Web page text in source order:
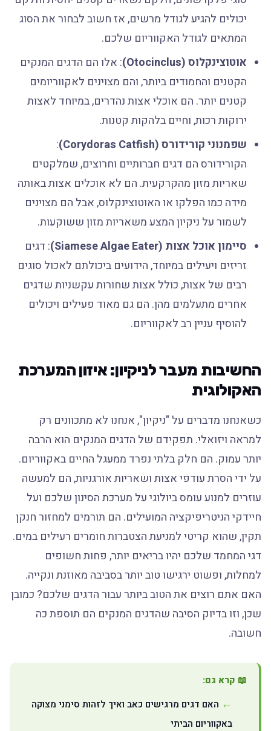
יכולים להגיע לגודל מרשים, אז חשוב לבחור את הסוג
המתאים לגודל האקווריום שלכם.
אוטוצינקלוס (Otocinclus)
: אלו הם הדגים המנקים
הקטנים והחמודים ביותר, והם מצוינים לאקווריומים
קטנים יותר. הם אוכלי אצות נהדרים, במיוחד לאצות
ירוקות רכות, וחיים בלהקות קטנות.
שפמנוני קורידורס (Corydoras Catfish)
:
הקורידורס הם דגים חברותיים וחרוצים, שמלקטים
שאריות מזון מהקרקעית. הם לא אוכלים אצות באותה
מידה כמו הפלקו או האוטוצינקלוס, אבל הם מצוינים
לשמור על ניקיון המצע משאריות מזון ששוקעות.
סיימון אוכל אצות (Siamese Algae Eater)
: דגים
זריזים ויעילים במיוחד, הידועים ביכולתם לאכול סוגים
רבים של אצות, כולל אצות שחורות עקשניות שדגים
אחרים מתעלמים מהן. הם גם מאוד פעילים ויכולים
להוסיף עניין רב לאקווריום.
החשיבות מעבר לניקיון: איזון המערכת
האקולוגית
כשאנחנו מדברים על "ניקיון", אנחנו לא מתכוונים רק
למראה ויזואלי. תפקידם של הדגים המנקים הוא הרבה
יותר עמוק. הם חלק בלתי נפרד ממעגל החיים באקווריום.
על ידי הסרת עודפי אצות ושאריות אורגניות, הם למעשה
עוזרים למנוע עומס ביולוגי על מערכת הסינון שלכם ועל
חיידקי הניטריפיקציה המועילים. הם תורמים למחזור חנקן
תקין, שהוא קריטי למניעת הצטברות חומרים רעילים במים.
דגי המחמד שלכם יהיו בריאים יותר, פחות חשופים
למחלות, ופשוט ירגישו טוב יותר בסביבה מאוזנת ונקייה.
האם אתם רוצים את הטוב ביותר עבור הדגים שלכם? כמובן
שכן, וזו בדיוק הסיבה שהדגים המנקים הם תוספת כה
חשובה.
📖 קרא גם:
האם דגים מרגישים כאב ואיך לזהות סימני מצוקה
באקווריום הביתי